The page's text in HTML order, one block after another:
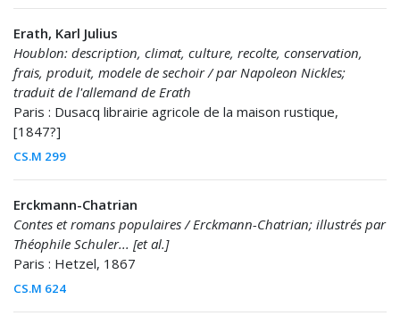
Erath, Karl Julius
Houblon: description, climat, culture, recolte, conservation,
frais, produit, modele de sechoir / par Napoleon Nickles;
traduit de l'allemand de Erath
Paris : Dusacq librairie agricole de la maison rustique,
[1847?]
CS.M 299
Erckmann-Chatrian
Contes et romans populaires / Erckmann-Chatrian; illustrés par
Théophile Schuler... [et al.]
Paris : Hetzel, 1867
CS.M 624